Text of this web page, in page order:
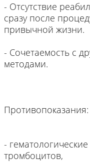
- Отсутствие
сразу после
привычной жизни.
- Сочетаемость с
методами.
Противопоказания:
-
тромбоцитов,